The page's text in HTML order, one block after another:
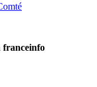
franceinfo